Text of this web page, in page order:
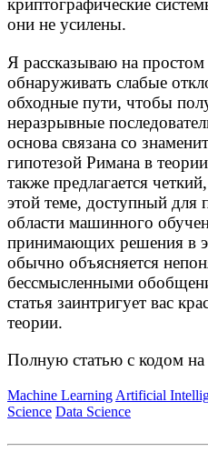
криптографические
они не усилены.
Я рассказываю на простом
обнаруживать слабые
обходные пути, чтобы
неразрывные
основа связана со
гипотезой Римана в
также предлагается
этой теме, доступный для
области машинного
принимающих решения в
обычно объясняется
бессмысленными
статья заинтригует вас
теории.
Полную статью с кодом на
Machine Learning Artificial
Science Data Science